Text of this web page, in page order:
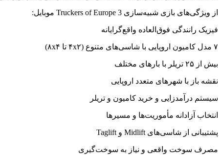
+مودReviewed
Ins2012
Oct
از ویژگی‌های بازی شبیه‌سازی Truckers of Europe 3 موبایل:
فیزیک رانندگی فوق‌العاده واقع‌گرایانه
۷ مدل کامیون اروپایی با شاسی‌های متنوع (۴x۲ تا ۸x۴)
بیش از ۲۵ تریلر با بارهای مختلف
نقشه باز با شهرهای متعدد اروپایی
سیستم درآمدزایی و خرید کامیون و تریلر
انتخاب آزادانه مأموریت‌ها و مسیرها
پشتیبانی از شاسی‌های Midlift و Taglift
مصرف سوخت واقعی و نیاز به سوخت‌گیری